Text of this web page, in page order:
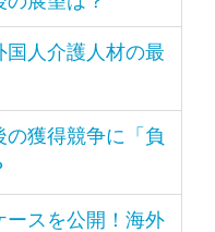
国人介護人材の最
獲得競争に「負
ースを公開！海外